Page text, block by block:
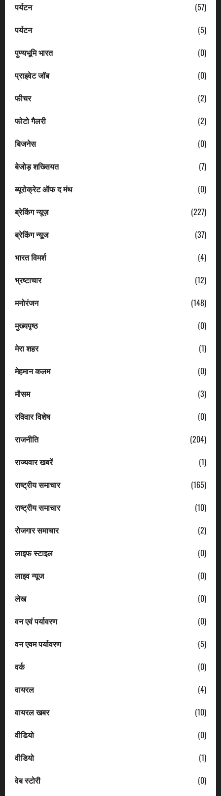
पर्यटन
(57)
पर्यटन
(5)
पुण्यभूमि भारत
(0)
प्राइवेट जॉब
(0)
फीचर
(2)
फोटो गैलरी
(2)
बिजनेस
(0)
बेजोड़ शख्सियत
(7)
ब्यूरोक्रेट ऑफ द मंथ
(0)
ब्रेकिंग न्यूज़
(227)
ब्रेकिंग न्यूज
(37)
भारत विमर्श
(4)
भ्रष्टाचार
(12)
मनोरंजन
(148)
मुख्यपृष्ठ
(0)
मेरा शहर
(1)
मेहमान कलम
(0)
मौसम
(3)
रविवार विशेष
(0)
राजनीति
(204)
राज्यवार खबरें
(1)
राष्ट्रीय समाचार
(165)
राष्ट्रीय समाचार
(10)
रोजगार समाचार
(2)
लाइफ स्टाइल
(0)
लाइव न्यूज
(0)
लेख
(0)
वन एवं पर्यावरण
(0)
वन एवम पर्यावरण
(5)
वर्क
(0)
वायरल
(4)
वायरल खबर
(10)
वीडियो
(0)
वीडियो
(1)
वेब स्टोरी
(0)